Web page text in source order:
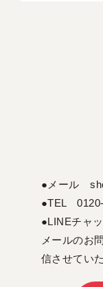
●メール
●TEL 0120-
●LINEチャ
メールのお
信させてい